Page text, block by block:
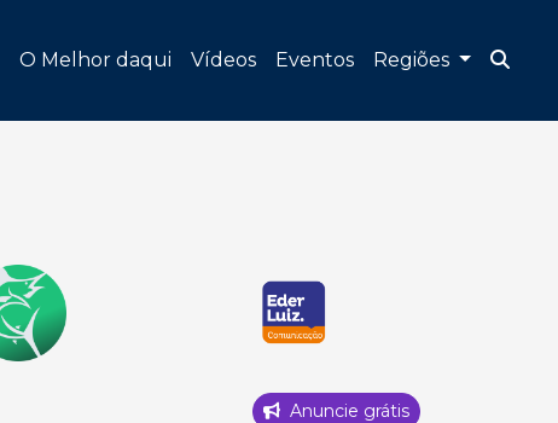
O Melhor daqui Vídeos Eventos Regiões
Anuncie grátis